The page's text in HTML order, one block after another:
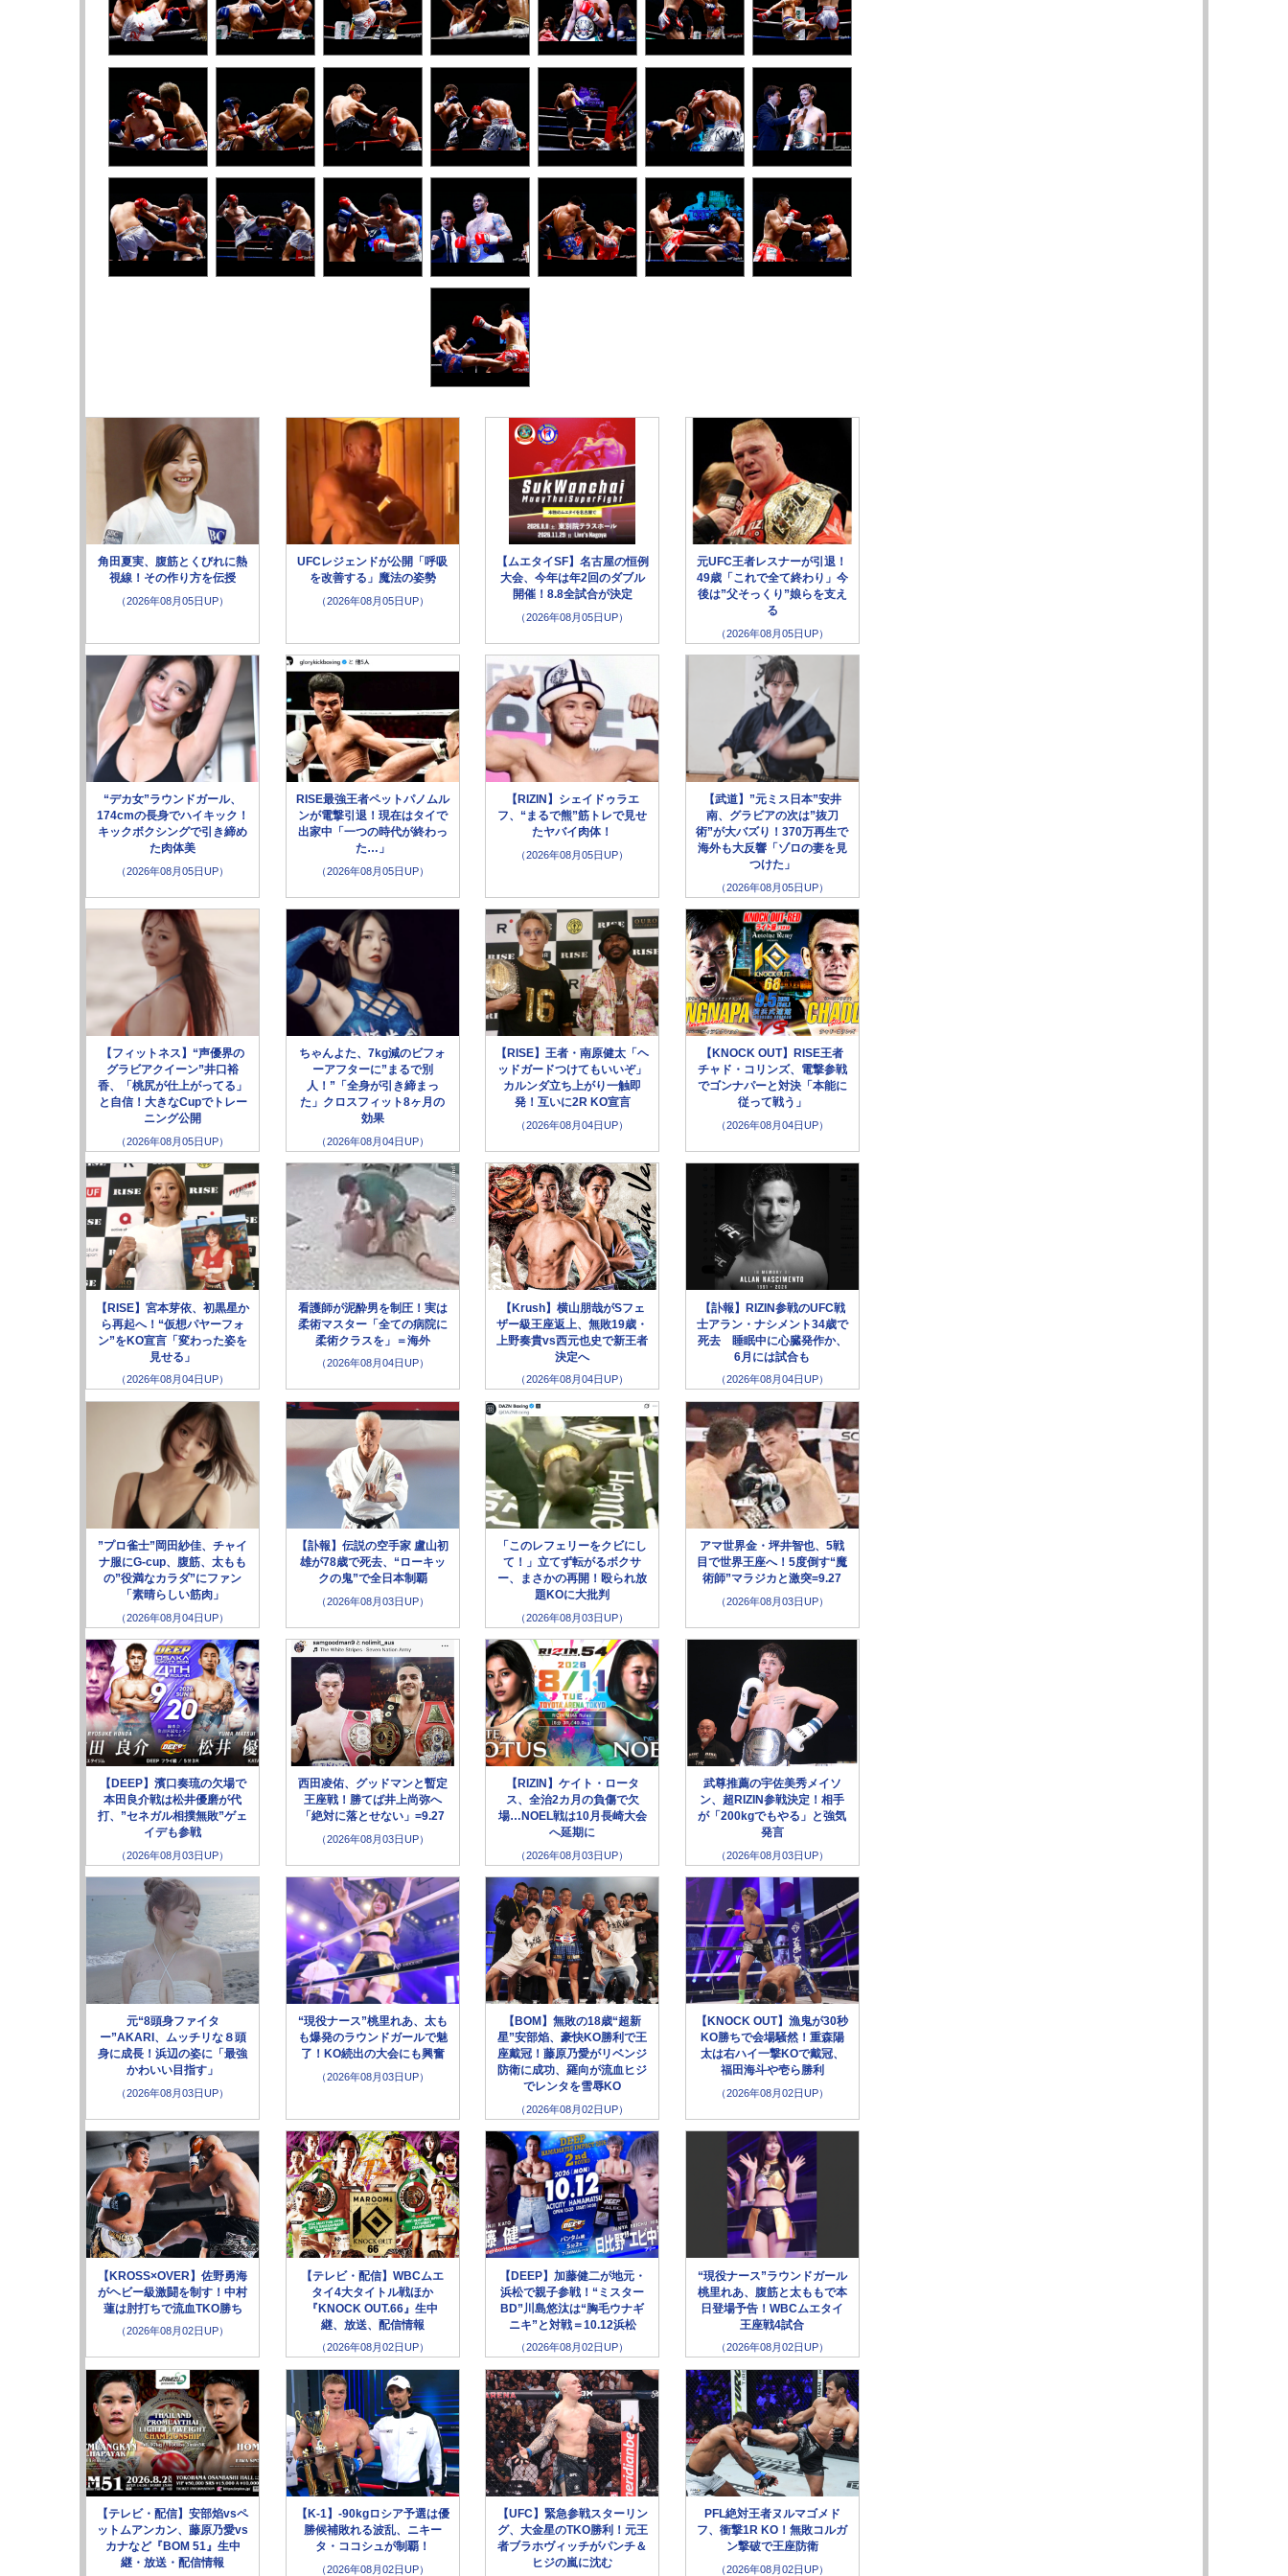
角田夏実、腹筋とくびれに熱
視線！その作り方を伝授
（2026年08月05日UP）
UFCレジェンドが公開「呼吸
を改善する」魔法の姿勢
（2026年08月05日UP）
【ムエタイSF】名古屋の恒例
大会、今年は年2回のダブル
開催！8.8全試合が決定
（2026年08月05日UP）
元UFC王者レスナーが引退！
49歳「これで全て終わり」今
後は”父そっくり”娘らを支え
る
（2026年08月05日UP）
“デカ女”ラウンドガール、
174cmの長身でハイキック！
キックボクシングで引き締め
た肉体美
（2026年08月05日UP）
RISE最強王者ペットパノムル
ンが電撃引退！現在はタイで
出家中「一つの時代が終わっ
た…」
（2026年08月05日UP）
【RIZIN】シェイドゥラエ
フ、“まるで熊”筋トレで見せ
たヤバイ肉体！
（2026年08月05日UP）
【武道】”元ミス日本”安井
南、グラビアの次は”抜刀
術”が大バズり！370万再生で
海外も大反響「ゾロの妻を見
つけた」
（2026年08月05日UP）
【フィットネス】“声優界の
グラビアクイーン”井口裕
香、「桃尻が仕上がってる」
と自信！大きなCupでトレー
ニング公開
（2026年08月05日UP）
ちゃんよた、7kg減のビフォ
ーアフターに”まるで別
人！”「全身が引き締まっ
た」クロスフィット8ヶ月の
効果
（2026年08月04日UP）
【RISE】王者・南原健太「ヘ
ッドガードつけてもいいぞ」
カルンダ立ち上がり一触即
発！互いに2R KO宣言
（2026年08月04日UP）
【KNOCK OUT】RISE王者
チャド・コリンズ、電撃参戦
でゴンナパーと対決「本能に
従って戦う」
（2026年08月04日UP）
【RISE】宮本芽依、初黒星か
ら再起へ！“仮想パヤーフォ
ン”をKO宣言「変わった姿を
見せる」
（2026年08月04日UP）
看護師が泥酔男を制圧！実は
柔術マスター「全ての病院に
柔術クラスを」＝海外
（2026年08月04日UP）
【Krush】横山朋哉がSフェ
ザー級王座返上、無敗19歳・
上野奏貴vs西元也史で新王者
決定へ
（2026年08月04日UP）
【訃報】RIZIN参戦のUFC戦
士アラン・ナシメント34歳で
死去 睡眠中に心臓発作か、
6月には試合も
（2026年08月04日UP）
”プロ雀士”岡田紗佳、チャイ
ナ服にG-cup、腹筋、太もも
の”役満なカラダ”にファン
「素晴らしい筋肉」
（2026年08月04日UP）
【訃報】伝説の空手家 盧山初
雄が78歳で死去、“ローキッ
クの鬼”で全日本制覇
（2026年08月03日UP）
「このレフェリーをクビにし
て！」立てず転がるボクサ
ー、まさかの再開！殴られ放
題KOに大批判
（2026年08月03日UP）
アマ世界金・坪井智也、5戦
目で世界王座へ！5度倒す“魔
術師”マラジカと激突=9.27
（2026年08月03日UP）
【DEEP】濱口奏琉の欠場で
本田良介戦は松井優磨が代
打、”セネガル相撲無敗”ゲェ
イデも参戦
（2026年08月03日UP）
西田凌佑、グッドマンと暫定
王座戦！勝てば井上尚弥へ
「絶対に落とせない」=9.27
（2026年08月03日UP）
【RIZIN】ケイト・ロータ
ス、全治2カ月の負傷で欠
場…NOEL戦は10月長崎大会
へ延期に
（2026年08月03日UP）
武尊推薦の宇佐美秀メイソ
ン、超RIZIN参戦決定！相手
が「200kgでもやる」と強気
発言
（2026年08月03日UP）
元“8頭身ファイタ
ー”AKARI、ムッチリな８頭
身に成長！浜辺の姿に「最強
かわいい目指す」
（2026年08月03日UP）
“現役ナース”桃里れあ、太も
も爆発のラウンドガールで魅
了！KO続出の大会にも興奮
（2026年08月03日UP）
【BOM】無敗の18歳“超新
星”安部焰、豪快KO勝利で王
座戴冠！藤原乃愛がリベンジ
防衛に成功、羅向が流血ヒジ
でレンタを雪辱KO
（2026年08月02日UP）
【KNOCK OUT】漁鬼が30秒
KO勝ちで会場騒然！重森陽
太は右ハイ一撃KOで戴冠、
福田海斗や壱ら勝利
（2026年08月02日UP）
【KROSS×OVER】佐野勇海
がヘビー級激闘を制す！中村
蓮は肘打ちで流血TKO勝ち
（2026年08月02日UP）
【テレビ・配信】WBCムエ
タイ4大タイトル戦ほか
『KNOCK OUT.66』生中
継、放送、配信情報
（2026年08月02日UP）
【DEEP】加藤健二が地元・
浜松で親子参戦！“ミスター
BD”川島悠汰は“胸毛ウナギ
ニキ”と対戦＝10.12浜松
（2026年08月02日UP）
“現役ナース”ラウンドガール
桃里れあ、腹筋と太ももで本
日登場予告！WBCムエタイ
王座戦4試合
（2026年08月02日UP）
【テレビ・配信】安部焰vsペ
ットムアンカン、藤原乃愛vs
カナなど『BOM 51』生中
継・放送・配信情報
【K-1】-90kgロシア予選は優
勝候補敗れる波乱、ニキー
タ・ココシュが制覇！
（2026年08月02日UP）
【UFC】緊急参戦スターリン
グ、大金星のTKO勝利！元王
者ブラホヴィッチがパンチ＆
ヒジの嵐に沈む
PFL絶対王者ヌルマゴメド
フ、衝撃1R KO！無敗コルガ
ン撃破で王座防衛
（2026年08月02日UP）